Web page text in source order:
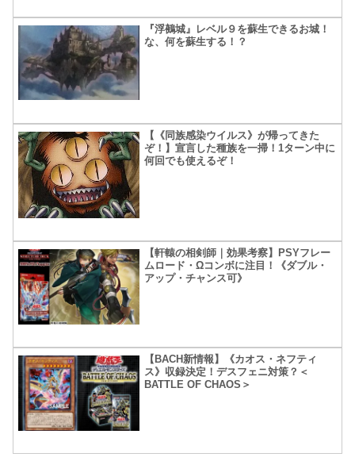
『浮鵺城』レベル９を蘇生できるお城！
な、何を蘇生する！？
【《同族感染ウイルス》が帰ってきた
ぞ！】宣言した種族を一掃！1ターン中に
何回でも使えるぞ！
【軒轅の相剣師｜効果考察】PSYフレー
ムロード・Ωコンボに注目！《ダブル・
アップ・チャンス可》
【BACH新情報】《カオス・ネフティ
ス》収録決定！デスフェニ対策？＜
BATTLE OF CHAOS＞